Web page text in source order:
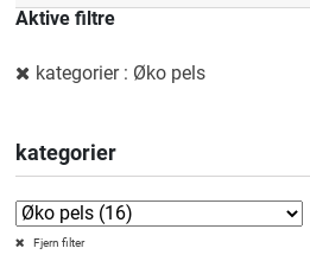
Aktive filtre
kategorier : Øko pels
kategorier
Fjern filter